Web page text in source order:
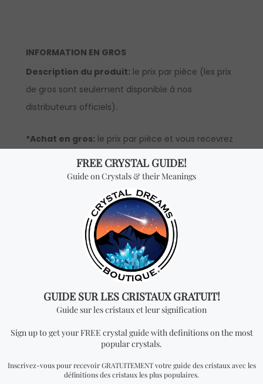
INFORMATION EN GROS
Description du produit: le prix par pièce (les prix
de gros sont seulement disponible à nos
distributeurs officiels).
*Achat en gros: le prix par pièce et vous recevrez
UNE BAGUE EN ARGENT pour chaque quantité
ajoutée. Pour pouvoir voir les prix de gros, vous
demande pour devenir un
distributeur officiel.
Vous cherchez quelque
chose de spécial? Jetez
un coup d'œil à nos
produits les plus
vendus!